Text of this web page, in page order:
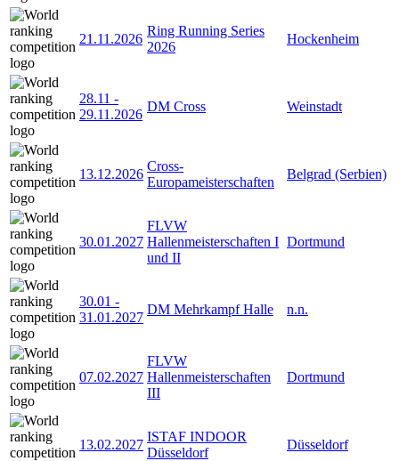
21.11.2026
Ring Running Series
2026
Hockenheim
28.11 -
29.11.2026
DM Cross Weinstadt
13.12.2026
Cross-
Europameisterschaften
Belgrad (Serbien)
30.01.2027
FLVW
Hallenmeisterschaften I
und II
Dortmund
30.01 -
31.01.2027
DM Mehrkampf Halle n.n.
07.02.2027
FLVW
Hallenmeisterschaften
III
Dortmund
13.02.2027
ISTAF INDOOR
Düsseldorf
Düsseldorf